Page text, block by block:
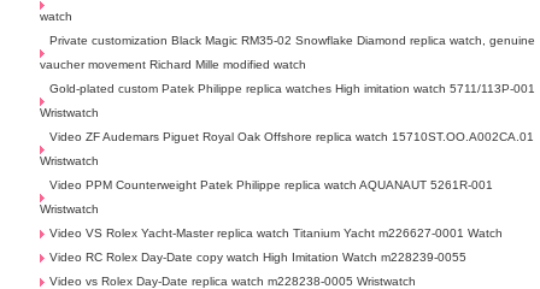
watch
Private customization Black Magic RM35-02 Snowflake Diamond replica watch, genuine
vaucher movement Richard Mille modified watch
Gold-plated custom Patek Philippe replica watches High imitation watch 5711/113P-001
Wristwatch
Video ZF Audemars Piguet Royal Oak Offshore replica watch 15710ST.OO.A002CA.01
Wristwatch
Video PPM Counterweight Patek Philippe replica watch AQUANAUT 5261R-001
Wristwatch
Video VS Rolex Yacht-Master replica watch Titanium Yacht m226627-0001 Watch
Video RC Rolex Day-Date copy watch High Imitation Watch m228239-0055
Video vs Rolex Day-Date replica watch m228238-0005 Wristwatch